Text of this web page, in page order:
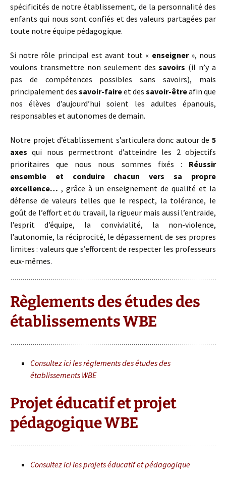
spécificités de notre établissement, de la personnalité des
enfants qui nous sont confiés et des valeurs partagées par
toute notre équipe pédagogique.
Si notre rôle principal est avant tout « enseigner», nous
voulons transmettre non seulement dessavoirs (il n’y a
pas de compétences possibles sans savoirs), mais
principalement des savoir-faireet des savoir-êtreafin que
nos élèves d’aujourd’hui soient les adultes épanouis,
responsables et autonomes de demain.
Notre projet d’établissement s’articulera donc autour de 5
axes qui nous permettront d’atteindre les 2 objectifs
prioritaires que nous nous sommes fixés : Réussir
ensemble et conduire chacun vers sa propre
excellence… , grâce à un enseignement de qualité et la
défense de valeurs telles que le respect, la tolérance, le
goût de l’effort et du travail, la rigueur mais aussi l’entraide,
l’esprit d’équipe, la convivialité, la non-violence,
l’autonomie, la réciprocité, le dépassement de ses propres
limites : valeurs que s’efforcent de respecter les professeurs
eux-mêmes.
Règlements des études des
établissements WBE
Consultez ici les règlements des études des
établissements WBE
Projet éducatif et projet
pédagogique WBE
Consultez ici les projets éducatif et pédagogique